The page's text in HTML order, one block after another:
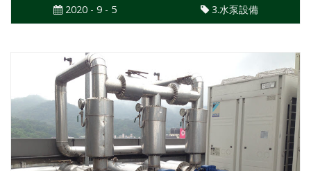
2020 - 9 - 5 3.水泵設備